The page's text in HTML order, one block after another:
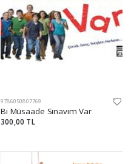
9786050807769
Bi Müsaade Sınavım Var
300,00 TL